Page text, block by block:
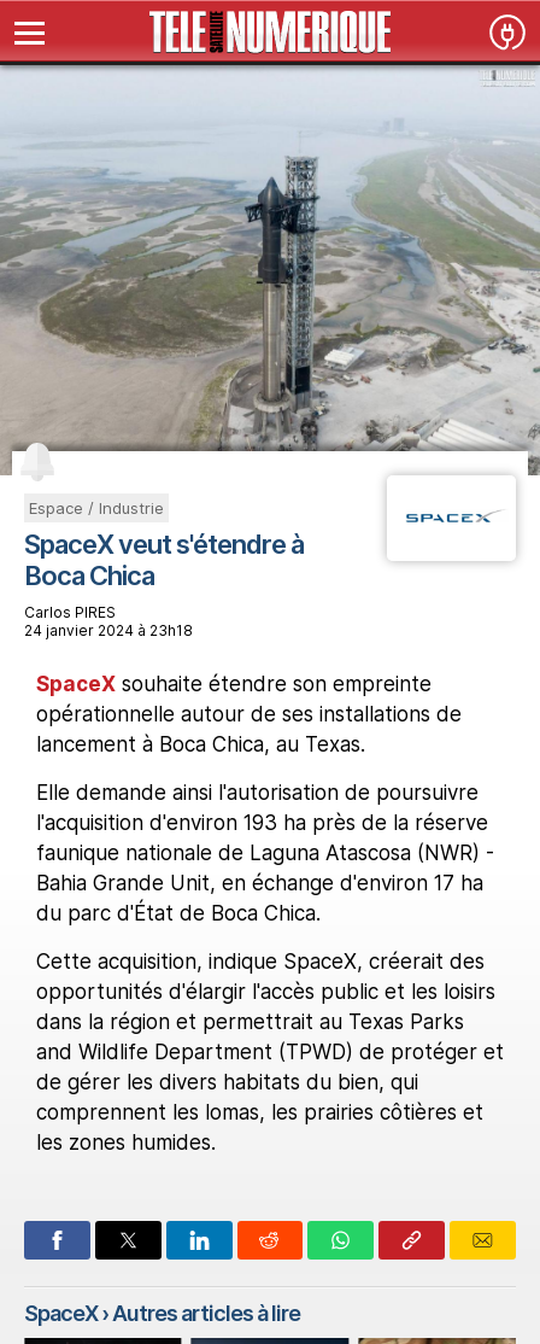
Espace / Industrie
SpaceX veut s'étendre à
Boca Chica
Carlos PIRES
24 janvier 2024 à 23h18
SpaceX souhaite étendre son empreinte
opérationnelle autour de ses installations de
lancement à Boca Chica, au Texas.
Elle demande ainsi l'autorisation de poursuivre
l'acquisition d'environ 193 ha près de la réserve
faunique nationale de Laguna Atascosa (NWR) -
Bahia Grande Unit, en échange d'environ 17 ha
du parc d'État de Boca Chica.
Cette acquisition, indique SpaceX, créerait des
opportunités d'élargir l'accès public et les loisirs
dans la région et permettrait au Texas Parks
and Wildlife Department (TPWD) de protéger et
de gérer les divers habitats du bien, qui
comprennent les lomas, les prairies côtières et
les zones humides.
SpaceX› Autres articles à lire